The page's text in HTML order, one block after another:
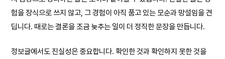
험을 장식으로 쓰지 않고, 그 경험이 아직 품고 있는 모순과 망설임을 견
딥니다. 때로는 결론을 조금 늦추는 일이 더 정직한 문장을 만듭니다.
정보글에서도 진실성은 중요합니다. 확인한 것과 확인하지 못한 것을